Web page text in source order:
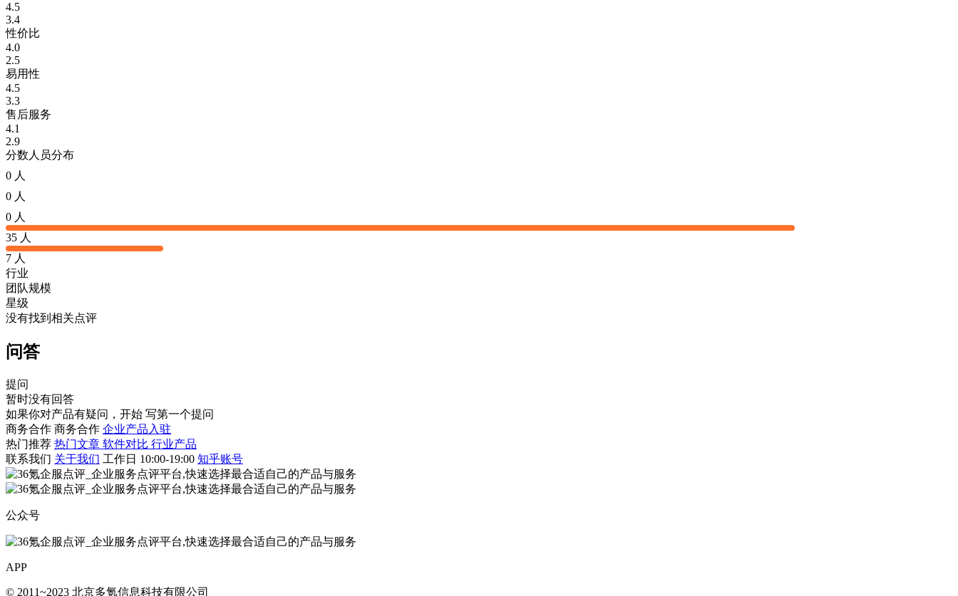
4.5
3.4
性价比
4.0
2.5
易用性
4.5
3.3
售后服务
4.1
2.9
分数人员分布
0 人
0 人
0 人
35 人
7 人
行业
团队规模
星级
没有找到相关点评
问答
提问
暂时没有回答
如果你对产品有疑问，开始 写第一个提问
商务合作 商务合作 企业产品入驻
热门推荐 热门文章 软件对比 行业产品
联系我们 关于我们 工作日 10:00-19:00 知乎账号
公众号
APP
© 2011~2023 北京多氪信息科技有限公司